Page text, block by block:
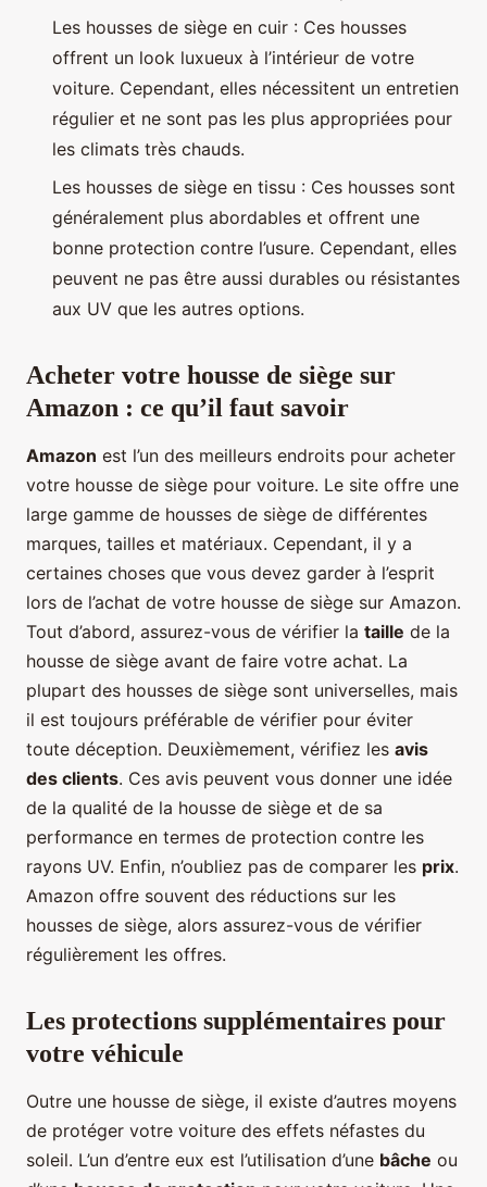
Les housses de siège en cuir : Ces housses
offrent un look luxueux à l’intérieur de votre
voiture. Cependant, elles nécessitent un entretien
régulier et ne sont pas les plus appropriées pour
les climats très chauds.
Les housses de siège en tissu : Ces housses sont
généralement plus abordables et offrent une
bonne protection contre l’usure. Cependant, elles
peuvent ne pas être aussi durables ou résistantes
aux UV que les autres options.
Acheter votre housse de siège sur
Amazon : ce qu’il faut savoir
Amazon est l’un des meilleurs endroits pour acheter
votre housse de siège pour voiture. Le site offre une
large gamme de housses de siège de différentes
marques, tailles et matériaux. Cependant, il y a
certaines choses que vous devez garder à l’esprit
lors de l’achat de votre housse de siège sur Amazon.
Tout d’abord, assurez-vous de vérifier la taille de la
housse de siège avant de faire votre achat. La
plupart des housses de siège sont universelles, mais
il est toujours préférable de vérifier pour éviter
toute déception. Deuxièmement, vérifiez les avis
des clients. Ces avis peuvent vous donner une idée
de la qualité de la housse de siège et de sa
performance en termes de protection contre les
rayons UV. Enfin, n’oubliez pas de comparer les prix.
Amazon offre souvent des réductions sur les
housses de siège, alors assurez-vous de vérifier
régulièrement les offres.
Les protections supplémentaires pour
votre véhicule
Outre une housse de siège, il existe d’autres moyens
de protéger votre voiture des effets néfastes du
soleil. L’un d’entre eux est l’utilisation d’une bâche ou